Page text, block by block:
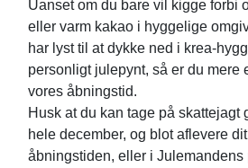
Uanset om du bare vil kigge forbi
eller varm kakao i hyggelige
har lyst til at dykke ned i krea-
personligt julepynt, så er du mere
vores åbningstid.
Husk at du kan tage på skattejagt
hele december, og blot aflevere
åbningstiden, eller i Julemandens